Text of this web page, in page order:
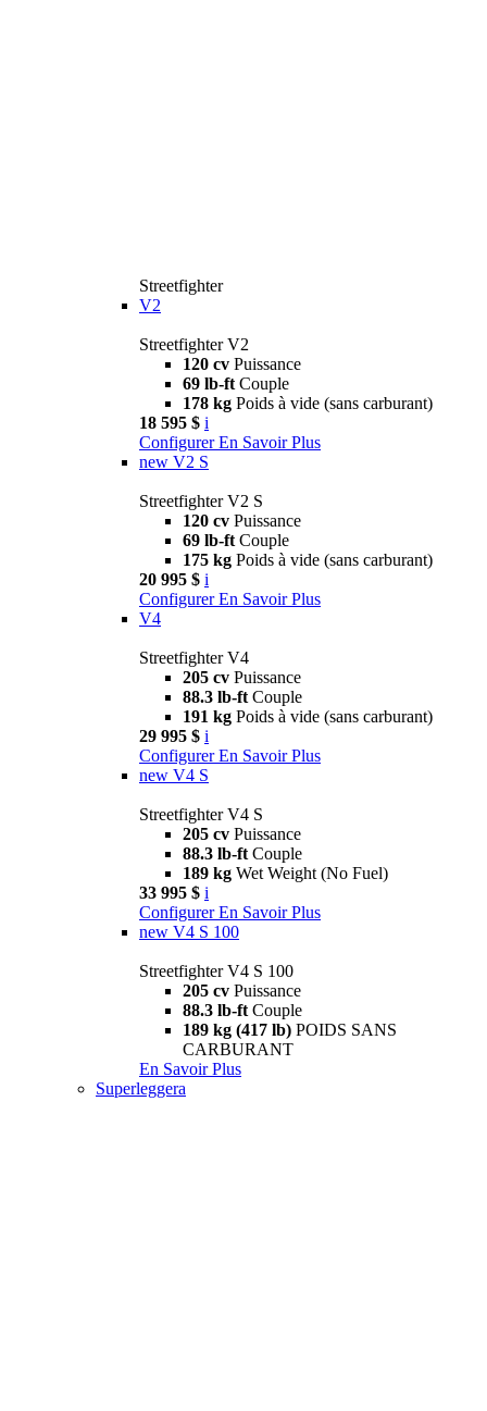
Streetfighter
V2
Streetfighter V2
120 cv Puissance
69 lb-ft Couple
178 kg Poids à vide (sans carburant)
18 595 $ i
Configurer En Savoir Plus
new V2 S
Streetfighter V2 S
120 cv Puissance
69 lb-ft Couple
175 kg Poids à vide (sans carburant)
20 995 $ i
Configurer En Savoir Plus
V4
Streetfighter V4
205 cv Puissance
88.3 lb-ft Couple
191 kg Poids à vide (sans carburant)
29 995 $ i
Configurer En Savoir Plus
new V4 S
Streetfighter V4 S
205 cv Puissance
88.3 lb-ft Couple
189 kg Wet Weight (No Fuel)
33 995 $ i
Configurer En Savoir Plus
new V4 S 100
Streetfighter V4 S 100
205 cv Puissance
88.3 lb-ft Couple
189 kg (417 lb) POIDS SANS
CARBURANT
En Savoir Plus
Superleggera